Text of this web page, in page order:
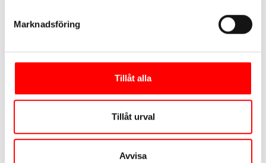
Marknadsföring
Tillåt alla
Tillåt urval
Avvisa
Innehållsförteckning
Forskningsbaserad grundläggande teori om hjärnhälsa,
Ett konkret och praktiskt metodmaterial med 30